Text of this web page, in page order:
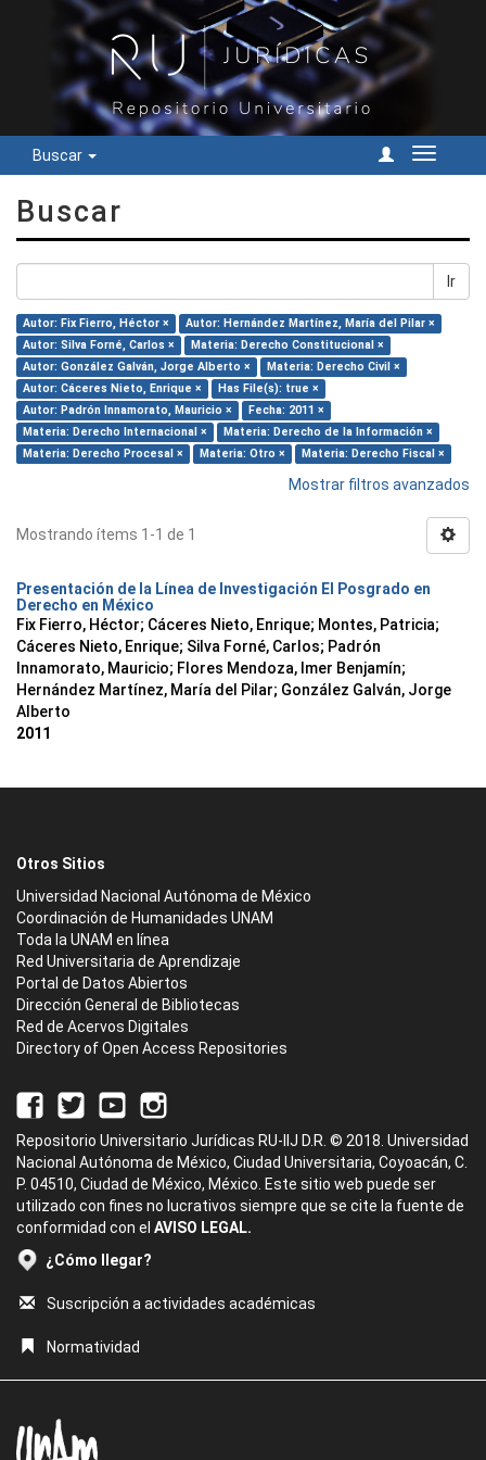
Buscar
Cambiar
Buscar
Ir
Autor: Fix Fierro, Héctor ×
Autor: Hernández Martínez, María del Pilar ×
Autor: Silva Forné, Carlos ×
Materia: Derecho Constitucional ×
Autor: González Galván, Jorge Alberto ×
Materia: Derecho Civil ×
Autor: Cáceres Nieto, Enrique ×
Has File(s): true ×
Autor: Padrón Innamorato, Mauricio ×
Fecha: 2011 ×
Materia: Derecho Internacional ×
Materia: Derecho de la Información ×
Materia: Derecho Procesal ×
Materia: Otro × Materia: Derecho Fiscal ×
Mostrar filtros avanzados
Mostrando ítems 1-1 de 1
Presentación de la Línea de Investigación El Posgrado en
Derecho en México
Fix Fierro, Héctor; Cáceres Nieto, Enrique; Montes, Patricia;
Cáceres Nieto, Enrique; Silva Forné, Carlos; Padrón
Innamorato, Mauricio; Flores Mendoza, Imer Benjamín;
Hernández Martínez, María del Pilar; González Galván, Jorge
Alberto
2011
Otros Sitios
Universidad Nacional Autónoma de México
Coordinación de Humanidades UNAM
Toda la UNAM en línea
Red Universitaria de Aprendizaje
Portal de Datos Abiertos
Dirección General de Bibliotecas
Red de Acervos Digitales
Directory of Open Access Repositories
Repositorio Universitario Jurídicas RU-IIJ D.R. © 2018. Universidad
Nacional Autónoma de México, Ciudad Universitaria, Coyoacán, C.
P. 04510, Ciudad de México, México. Este sitio web puede ser
utilizado con fines no lucrativos siempre que se cite la fuente de
conformidad con el AVISO LEGAL.
¿Cómo llegar?
Suscripción a actividades académicas
Normatividad